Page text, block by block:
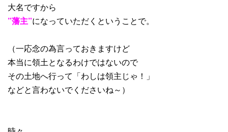
大名ですから
”藩主”になっていただくということで。
（一応念の為言っておきますけど
本当に領土となるわけではないので
その土地へ行って「わしは領主じゃ！」
などと言わないでくださいね～）